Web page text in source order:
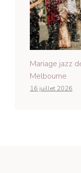
Mariage jazz
Melbourne
16 juillet 2026